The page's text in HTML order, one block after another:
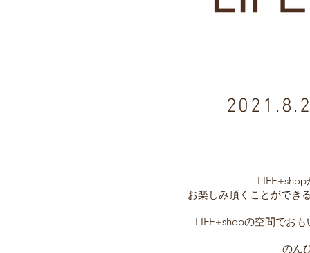
お楽しみ頂くことができ
LIFE+shopの空間でお
のん